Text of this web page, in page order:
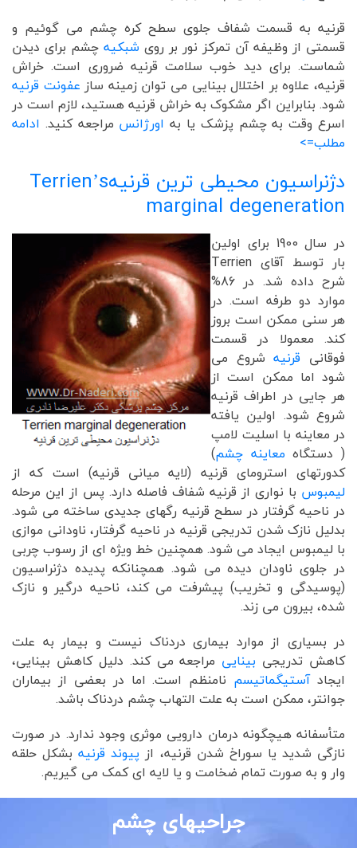
قرنیه به قسمت شفاف جلوی سطح کره چشم می گوئیم و
قسمتی از وظیفه آن تمرکز نور بر روی شبکیه چشم برای دیدن
شماست. برای دید خوب سلامت قرنیه ضروری است. خراش
قرنیه، علاوه بر اختلال بینایی می توان زمینه ساز عفونت قرنیه
شود. بنابراین اگر مشکوک به خراش قرنیه هستید، لازم است در
اسرع وقت به چشم پزشک یا بهاورژانس مراجعه کنید. ادامه
مطلب=>
دژنراسیون محیطی ترین قرنیهTerrien’s
marginal degeneration
در سال 1900 برای اولین
بار توسط آقای Terrien
شرح داده شد. در 86%
موارد دو طرفه است. در
هر سنی ممکن است بروز
کند. معمولا در قسمت
فوقانی قرنیهشروع می
شود اما ممکن است از
هر جایی در اطراف قرنیه
شروع شود. اولین یافته
در معاینه با اسلیت لامپ
( دستگاه معاینه چشم)
کدورتهای استرومای قرنیه (لایه میانی قرنیه) است که از
لیمبوس با نواری از قرنیه شفاف فاصله دارد. پس از این مرحله
در ناحیه گرفتار در سطح قرنیه رگهای جدیدی ساخته می شود.
بدلیل نازک شدن تدریجی قرنیه در ناحیه گرفتار، ناودانی موازی
با لیمبوس ایجاد می شود. همچنین خط ویژه ای از رسوب چربی
در جلوی ناودان دیده می شود. همچنانکه پدیده دژنراسیون
(پوسیدگی و تخریب) پیشرفت می کند، ناحیه درگیر و نازک
شده، بیرون می زند.
در بسیاری از موارد بیماری دردناک نیست و بیمار به علت
کاهش تدریجی بینایی مراجعه می کند. دلیل کاهش بینایی،
ایجاد آستیگماتیسم نامنظم است. اما در بعضی از بیماران
جوانتر، ممکن است به علت التهاب چشم دردناک باشد.
متأسفانه هیچگونه درمان دارویی موثری وجود ندارد. در صورت
نازگی شدید یا سوراخ شدن قرنیه، از پیوند قرنیهبشکل حلقه
وار و به صورت تمام ضخامت و یا لایه ای کمک می گیریم.
جراحیهای چشم